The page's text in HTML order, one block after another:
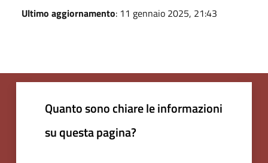
Ultimo aggiornamento: 11 gennaio 2025, 21:43
Quanto sono chiare le informazioni
su questa pagina?